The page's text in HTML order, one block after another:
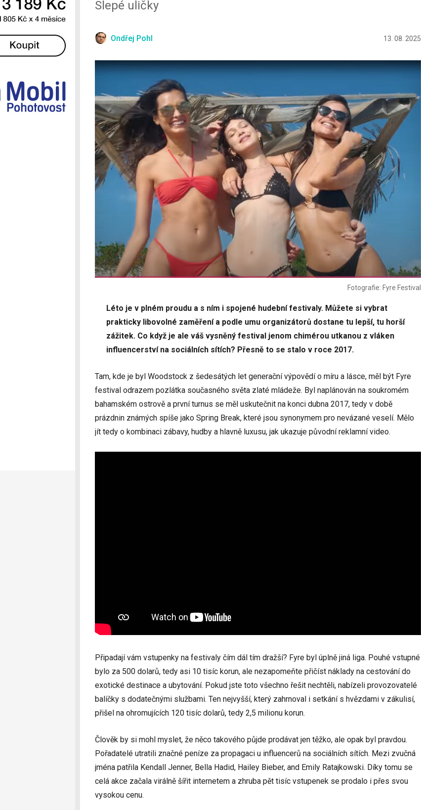
Slepé uličky
Ondřej Pohl 13. 08. 2025
Fotografie: Fyre Festival
Léto je v plném proudu a s ním i spojené hudební festivaly. Můžete si vybrat
prakticky libovolné zaměření a podle umu organizátorů dostane tu lepší, tu horší
zážitek. Co když je ale váš vysněný festival jenom chimérou utkanou z vláken
influencerství na sociálních sítích? Přesně to se stalo v roce 2017.
Tam, kde je byl Woodstock z šedesátých let generační výpovědí o míru a lásce, měl být Fyre
festival odrazem pozlátka současného světa zlaté mládeže. Byl naplánován na soukromém
bahamském ostrově a první turnus se měl uskutečnit na konci dubna 2017, tedy v době
prázdnin známých spíše jako Spring Break, které jsou synonymem pro nevázané veselí. Mělo
jít tedy o kombinaci zábavy, hudby a hlavně luxusu, jak ukazuje původní reklamní video.
Připadají vám vstupenky na festivaly čím dál tím dražší? Fyre byl úplně jiná liga. Pouhé vstupné
bylo za 500 dolarů, tedy asi 10 tisíc korun, ale nezapomeňte přičíst náklady na cestování do
exotické destinace a ubytování. Pokud jste toto všechno řešit nechtěli, nabízeli provozovatelé
balíčky s dodatečnými službami. Ten nejvyšší, který zahrnoval i setkání s hvězdami v zákulisí,
přišel na ohromujících 120 tisíc dolarů, tedy 2,5 milionu korun.
Člověk by si mohl myslet, že něco takového půjde prodávat jen těžko, ale opak byl pravdou.
Pořadatelé utratili značné peníze za propagaci u influencerů na sociálních sítích. Mezi zvučná
jména patřila Kendall Jenner, Bella Hadid, Hailey Bieber, and Emily Ratajkowski. Díky tomu se
celá akce začala virálně šířit internetem a zhruba pět tisíc vstupenek se prodalo i přes svou
vysokou cenu.